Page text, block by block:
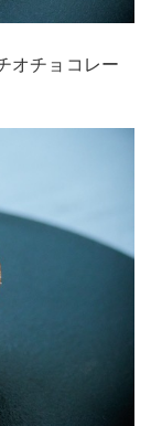
オチョコレー